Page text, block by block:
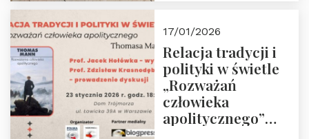
17/01/2026
Relacja tradycji i
polityki w świetle
„Rozważań
człowieka
apolitycznego”